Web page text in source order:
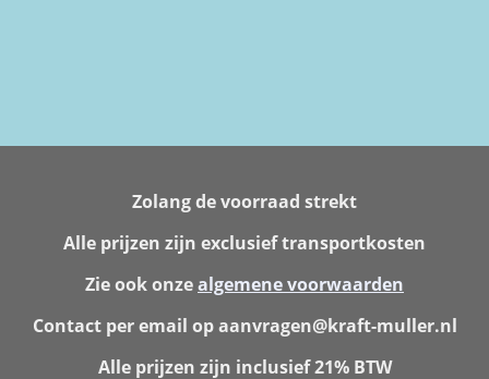
Zolang de voorraad strekt
Alle prijzen zijn exclusief transportkosten
Zie ook onzealgemene voorwaarden
Contact per email op aanvragen@kraft-muller.nl
Alle prijzen zijn inclusief 21% BTW